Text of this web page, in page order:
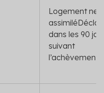
Logement
assimilé
dans les 90
suivant
l’achèvement